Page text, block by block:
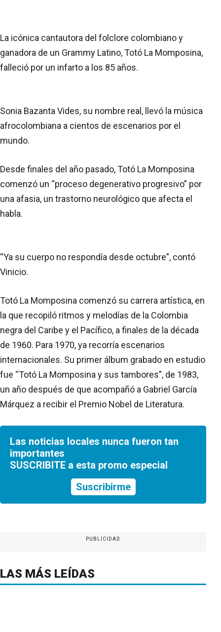
La icónica cantautora del folclore colombiano y
ganadora de un Grammy Latino, Totó La Momposina,
falleció por un infarto a los 85 años.
Sonia Bazanta Vides, su nombre real, llevó la música
afrocolombiana a cientos de escenarios por el
mundo.
Desde finales del año pasado, Totó La Momposina
comenzó un “proceso degenerativo progresivo” por
una afasia, un trastorno neurológico que afecta el
habla.
“Ya su cuerpo no respondía desde octubre”, contó
Vinicio.
Totó La Momposina comenzó su carrera artística, en
la que recopiló ritmos y melodías de la Colombia
negra del Caribe y el Pacífico, a finales de la década
de 1960. Para 1970, ya recorría escenarios
internacionales. Su primer álbum grabado en estudio
fue “Totó La Momposina y sus tambores”, de 1983,
un año después de que acompañó a Gabriel García
Márquez a recibir el Premio Nobel de Literatura.
Las noticias locales nunca fueron tan
importantes
SUSCRIBITE a esta promo especial
Suscribirme
PUBLICIDAD
LAS MÁS LEÍDAS